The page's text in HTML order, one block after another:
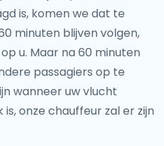
is, komen we dat te
minuten blijven volgen,
u. Maar na 60 minuten
passagiers op te
wanneer uw vlucht
onze chauffeur zal er zijn